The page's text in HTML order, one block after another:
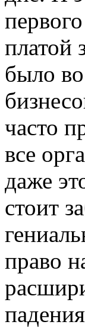
платой
было
часто
все
даже
стоит
право